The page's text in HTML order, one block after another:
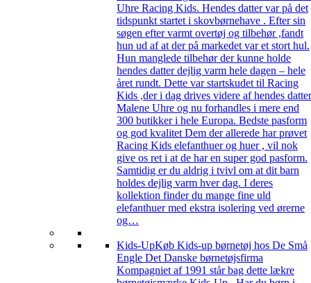
Uhre Racing Kids. Hendes datter var på det
tidspunkt startet i skovbørnehave . Efter sin
søgen efter varmt overtøj og tilbehør ,fandt
hun ud af at der på markedet var et stort hul.
Hun manglede tilbehør der kunne holde
hendes datter dejlig varm hele dagen – hele
året rundt. Dette var startskudet til Racing
Kids ,der i dag drives videre af hendes datter
Malene Uhre og nu forhandles i mere end
300 butikker i hele Europa. Bedste pasform
og god kvalitet Dem der allerede har prøvet
Racing Kids elefanthuer og huer , vil nok
give os ret i at de har en super god pasform.
Samtidig er du aldrig i tvivl om at dit barn
holdes dejlig varm hver dag. I deres
kollektion finder du mange fine uld
elefanthuer med ekstra isolering ved ørerne
og…
Kids-UpKøb Kids-up børnetøj hos De Små
Engle Det Danske børnetøjsfirma
Kompagniet af 1991 står bag dette lækre